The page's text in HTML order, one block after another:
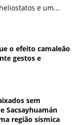
e um...
o efeito camaleão
gestos e
sem
Sacsayhuamán
região sísmica